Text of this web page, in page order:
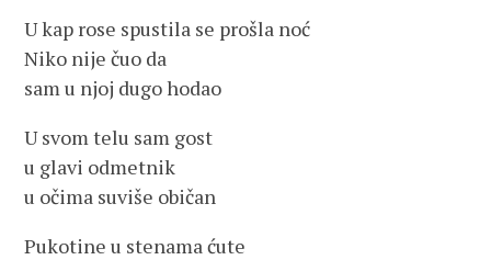
U kap rose spustila se prošla noć
Niko nije čuo da
sam u njoj dugo hodao
U svom telu sam gost
u glavi odmetnik
u očima suviše običan
Pukotine u stenama ćute